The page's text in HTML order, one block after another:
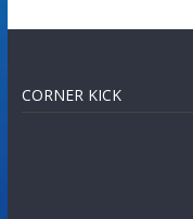
CORNER KICK